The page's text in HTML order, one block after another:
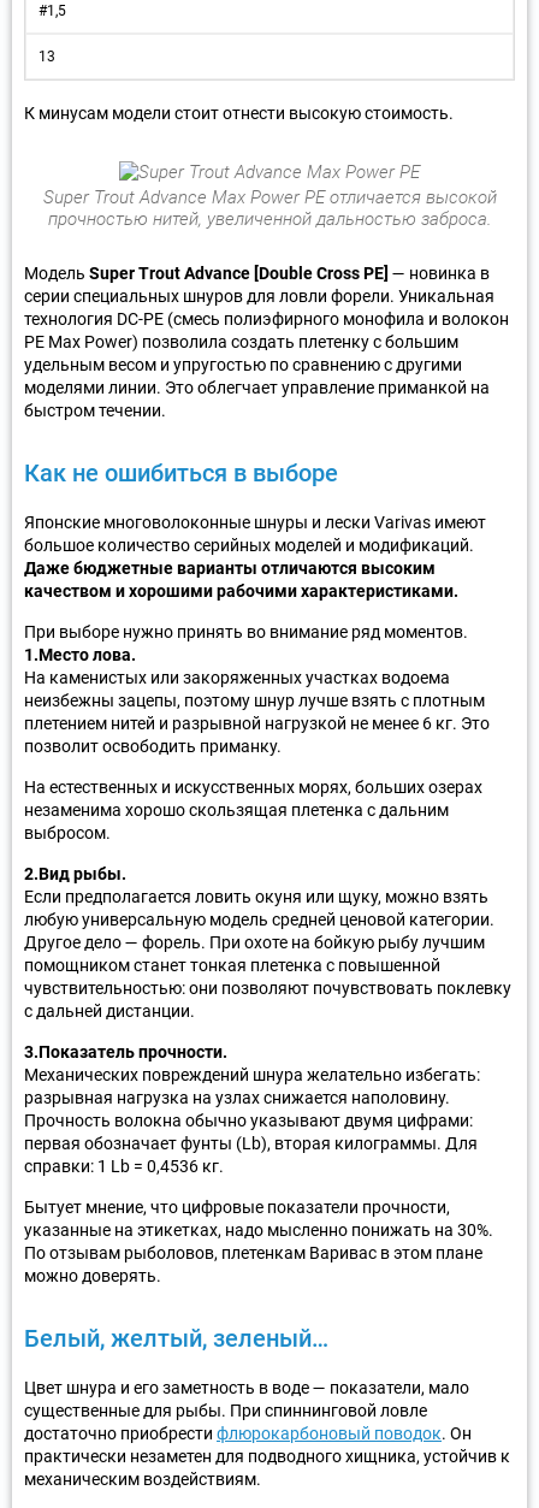
#1,5
13
К минусам модели стоит отнести высокую стоимость.
Super Trout Advance Max Power PE отличается высокой
прочностью нитей, увеличенной дальностью заброса.
Модель Super Trout Advance [Double Cross PE] — новинка в
серии специальных шнуров для ловли форели. Уникальная
технология DC-PE (смесь полиэфирного монофила и волокон
PE Max Power) позволила создать плетенку с большим
удельным весом и упругостью по сравнению с другими
моделями линии. Это облегчает управление приманкой на
быстром течении.
Как не ошибиться в выборе
Японские многоволоконные шнуры и лески Varivas имеют
большое количество серийных моделей и модификаций.
Даже бюджетные варианты отличаются высоким
качеством и хорошими рабочими характеристиками.
При выборе нужно принять во внимание ряд моментов.
1.Место лова.
На каменистых или закоряженных участках водоема
неизбежны зацепы, поэтому шнур лучше взять с плотным
плетением нитей и разрывной нагрузкой не менее 6 кг. Это
позволит освободить приманку.
На естественных и искусственных морях, больших озерах
незаменима хорошо скользящая плетенка с дальним
выбросом.
2.Вид рыбы.
Если предполагается ловить окуня или щуку, можно взять
любую универсальную модель средней ценовой категории.
Другое дело — форель. При охоте на бойкую рыбу лучшим
помощником станет тонкая плетенка с повышенной
чувствительностью: они позволяют почувствовать поклевку
с дальней дистанции.
3.Показатель прочности.
Механических повреждений шнура желательно избегать:
разрывная нагрузка на узлах снижается наполовину.
Прочность волокна обычно указывают двумя цифрами:
первая обозначает фунты (Lb), вторая килограммы. Для
справки: 1 Lb = 0,4536 кг.
Бытует мнение, что цифровые показатели прочности,
указанные на этикетках, надо мысленно понижать на 30%.
По отзывам рыболовов, плетенкам Варивас в этом плане
можно доверять.
Белый, желтый, зеленый…
Цвет шнура и его заметность в воде — показатели, мало
существенные для рыбы. При спиннинговой ловле
достаточно приобрести флюрокарбоновый поводок. Он
практически незаметен для подводного хищника, устойчив к
механическим воздействиям.